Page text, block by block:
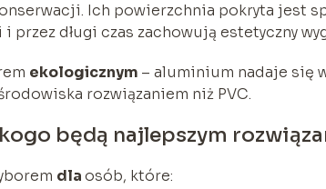
Ich powierzchnia pokryta jest
długi czas zachowują estetyczny
ekologicznym – aluminium nadaje się
rozwiązaniem niż PVC.
będą najlepszym
dlaosób, które: